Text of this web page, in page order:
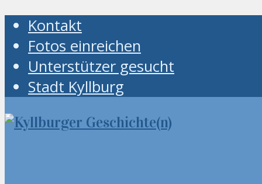
Kontakt
Fotos einreichen
Unterstützer gesucht
Stadt Kyllburg